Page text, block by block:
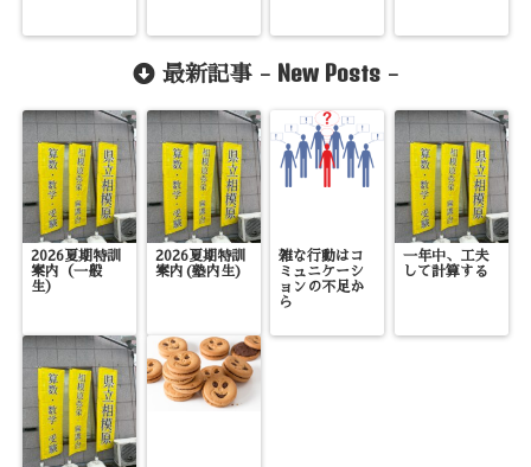
最新記事 - New Posts -
2026夏期特訓
案内（一般
生）
2026夏期特訓
案内(塾内生)
雑な行動はコ
ミュニケーシ
ョンの不足か
ら
一年中、工夫
して計算する